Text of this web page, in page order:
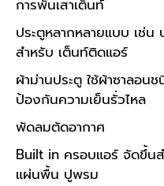
การพันเสาเต็นท์
ประตูหลากหลายแบบ เช่น
สำหรับ เต็นท์ติดแอร์
ผ้าม่านประตู ใช้ผ้าซาลอน
ป้องกันความเย็นรั่วไหล
พัดลมตัดอากาศ
Built in ครอบแอร์ จัดขึ้น
แผ่นพื้น ปูพรม